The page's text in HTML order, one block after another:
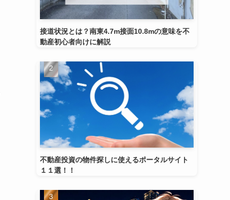
接道状況とは？南東4.7m接面10.8mの意味を不
動産初心者向けに解説
不動産投資の物件探しに使えるポータルサイト
１１選！！